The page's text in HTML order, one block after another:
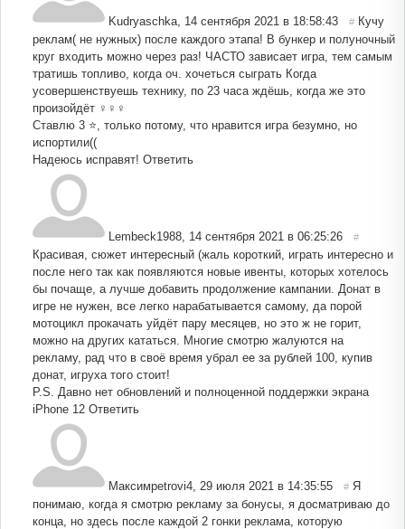
Kudryaschka 14 сентября 2021 в 18:58:43 # Кучу
реклам( не нужных) после каждого этапа! В бункер и полуночный
круг входить можно через раз! ЧАСТО зависает игра, тем самым
тратишь топливо, когда оч. хочеться сыграть Когда
усовершенствуешь технику, по 23 часа ждёшь, когда же это
произойдёт ‍♀️‍♀️‍♀️
Ставлю 3 ⭐️, только потому, что нравится игра безумно, но
испортили((
Надеюсь исправят! Ответить
Lembeck1988 14 сентября 2021 в 06:25:26 #
Красивая, сюжет интересный (жаль короткий, играть интересно и
после него так как появляются новые ивенты, которых хотелось
бы почаще, а лучше добавить продолжение кампании. Донат в
игре не нужен, все легко нарабатывается самому, да порой
мотоцикл прокачать уйдёт пару месяцев, но это ж не горит,
можно на других кататься. Многие смотрю жалуются на
рекламу, рад что в своё время убрал ее за рублей 100, купив
донат, игруха того стоит!
P.S. Давно нет обновлений и полноценной поддержки экрана
iPhone 12 Ответить
Максимpetrovi4 29 июля 2021 в 14:35:55 # Я
понимаю, когда я смотрю рекламу за бонусы, я досматриваю до
конца, но здесь после каждой 2 гонки реклама, которую